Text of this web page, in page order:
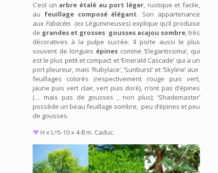
C’est un arbre étalé au port léger, rustique et facile,
au feuillage composé élégant. Son appartenance
aux Fabacées (ex Légumineuses) explique qu’il produise
de grandes et grosses gousses acajou sombre, très
décoratives à la pulpe sucrée. Il porte aussi le plus
souvent de longues épines comme ‘Elegantissima’, qui
est le plus petit et compact et ‘Emerald Cascade’ qui a un
port pleureur, mais ‘Rubylace’, ‘Sunburst’ et ‘Skyline’ aux
feuillages colorés (respectivement rouge puis vert,
jaune puis vert clair, vert puis doré), n’ont pas d’épines
(… mais pas de gousses , non plus); ‘Shademaster’
possède un beau feuillage sombre, peu d’épines et peu
de gousses.
♥ H x L=5-10 x 4-8 m. Caduc.